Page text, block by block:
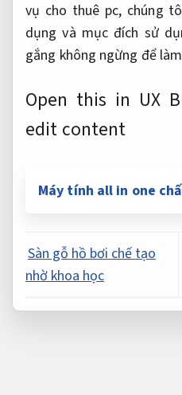
vụ cho thuê pc, chúng
dụng và mục đích sử
gắng không ngừng để
Open this in UX
edit content
Máy tính all in one
Sàn gỗ hồ bơi chế tạo
nhờ khoa học